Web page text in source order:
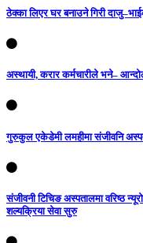
ठेक्का लिएर घर बनाउने गिरी
अस्थायी, करार कर्मचारीले भने–
गुरुकुल एकेडेमी लमहीमा संजीवनि
संजीवनी टिचिङ अस्पतालमा वरिष्ठ
शल्यक्रिया सेवा सुरु